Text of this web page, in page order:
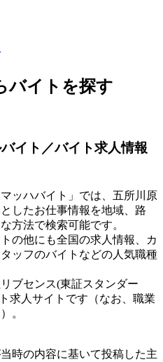
バイトを探す
イト／バイト求人情報
ッハバイト」では、五所川原
したお仕事情報を地域、路
方法で検索可能です。
の他にも全国の求人情報、カ
ッフのバイトなどの人気職種
ブセンス(東証スタンダー
求人サイトです（なお、職業
。
時の内容に基いて投稿した主